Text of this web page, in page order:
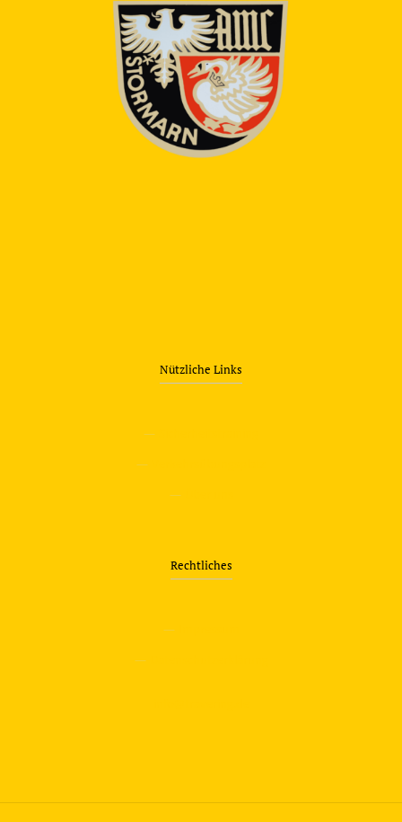
Nützliche Links
—
—
—
Rechtliches
—
—